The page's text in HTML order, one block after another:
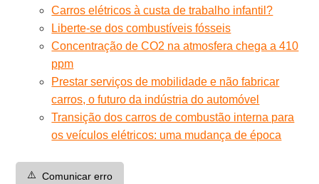
Carros elétricos à custa de trabalho infantil?
Liberte-se dos combustíveis fósseis
Concentração de CO2 na atmosfera chega a 410
ppm
Prestar serviços de mobilidade e não fabricar
carros, o futuro da indústria do automóvel
Transição dos carros de combustão interna para
os veículos elétricos: uma mudança de época
⚠️ Comunicar erro